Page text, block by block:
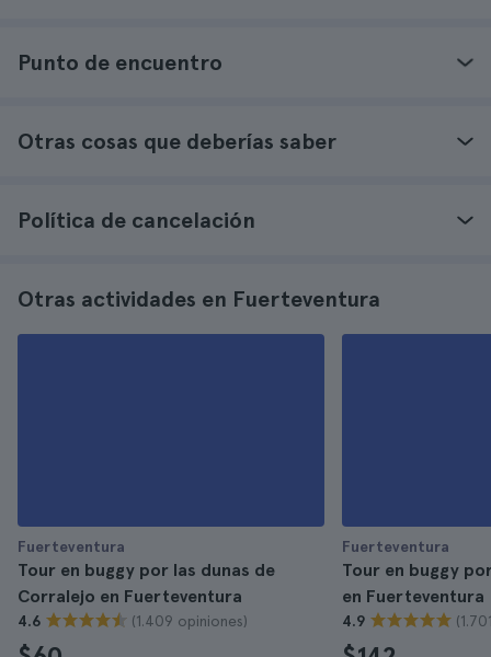
Punto de encuentro
Otras cosas que deberías saber
Política de cancelación
Otras actividades en Fuerteventura
Fuerteventura
Tour en buggy por las dunas de
Corralejo en Fuerteventura
4.6 (1.409 opiniones)
Fuerteventura
Tour en buggy
en Fuerteventura
4.9